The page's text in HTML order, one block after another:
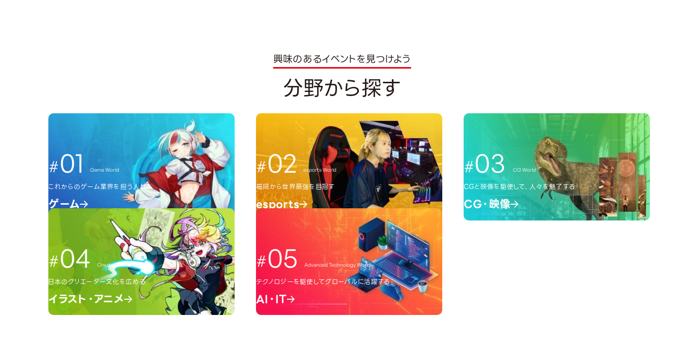
興味のあるイベントを見つけよう
分野から探す
01 Game World
これからのゲーム業界を担う人材へ
ゲーム
02 esports World
福岡から世界最強を目指す
esports
03 CG World
CGと映像を駆使して、人々を魅了する
CG・映像
04 Creator World
日本のクリエーター文化を広める
イラスト・アニメ
05 Advanced Technology World
テクノロジーを駆使してグローバルに活躍する
AI・IT